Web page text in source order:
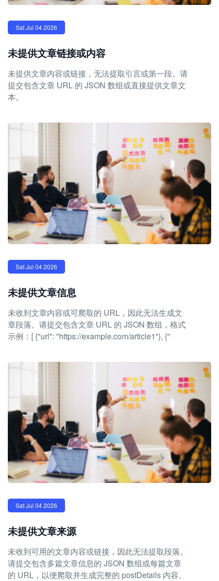
Sat Jul 04 2026
未提供文章链接或内容
未提供文章内容或链接，无法提取引言或第一段。请
提交包含文章 URL 的 JSON 数组或直接提供文章文
本。
Sat Jul 04 2026
未提供文章信息
未收到文章内容或可爬取的 URL，因此无法生成文
章段落。请提交包含文章 URL 的 JSON 数组，格式
示例：[ {"url": "https://example.com/article1"}, {"
Sat Jul 04 2026
未提供文章来源
未收到可用的文章内容或链接，因此无法提取段落。
请提交包含多篇文章信息的 JSON 数组或每篇文章
的 URL，以便爬取并生成完整的 postDetails 内容。